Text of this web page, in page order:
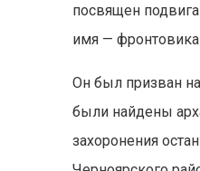
посвящен
имя —
Он был призван
были найдены
захоронения